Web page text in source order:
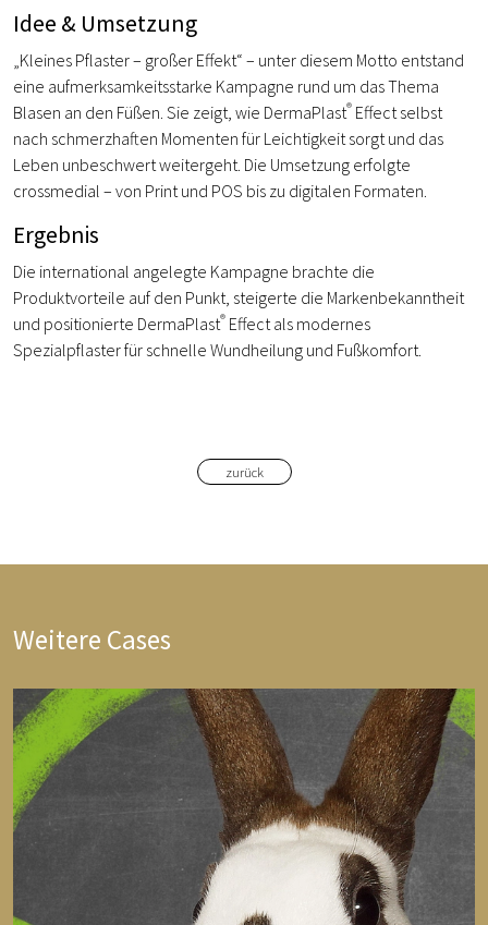
Idee & Umsetzung
„Kleines Pflaster – großer Effekt“ – unter diesem Motto entstand
eine aufmerksamkeitsstarke Kampagne rund um das Thema
Blasen an den Füßen. Sie zeigt, wie DermaPlast® Effect selbst
nach schmerzhaften Momenten für Leichtigkeit sorgt und das
Leben unbeschwert weitergeht. Die Umsetzung erfolgte
crossmedial – von Print und POS bis zu digitalen Formaten.
Ergebnis
Die international angelegte Kampagne brachte die
Produktvorteile auf den Punkt, steigerte die Markenbekanntheit
und positionierte DermaPlast® Effect als modernes
Spezialpflaster für schnelle Wundheilung und Fußkomfort.
zurück
Weitere Cases